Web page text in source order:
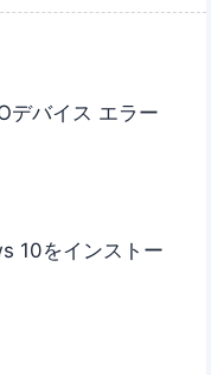
バイス エラー
10をインストー